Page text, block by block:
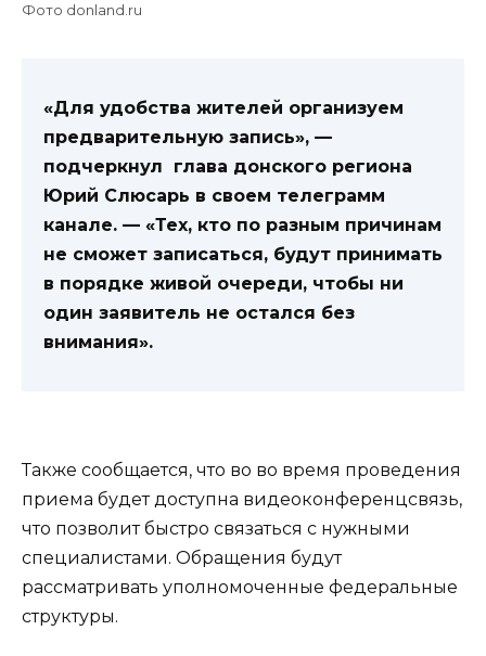
Фото donland.ru
«Для удобства жителей организуем
предварительную запись», —
подчеркнул глава донского региона
Юрий Слюсарь в своем телеграмм
канале. — «Тех, кто по разным причинам
не сможет записаться, будут принимать
в порядке живой очереди, чтобы ни
один заявитель не остался без
внимания».
Также сообщается, что во во время проведения
приема будет доступна видеоконференцсвязь,
что позволит быстро связаться с нужными
специалистами. Обращения будут
рассматривать уполномоченные федеральные
структуры.